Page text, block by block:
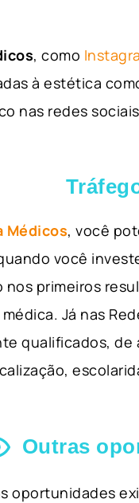
, como
à estética
nas redes
Médicos, você
você
primeiros
Já nas
qualificados,
Outras
oportunidades